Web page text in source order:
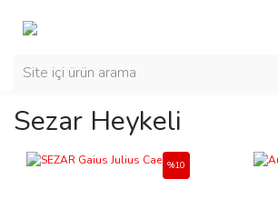
Sezar Heykeli
%10